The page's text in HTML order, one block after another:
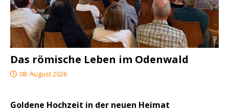
Das römische Leben im Odenwald
08. August 2026
Goldene Hochzeit in der neuen Heimat